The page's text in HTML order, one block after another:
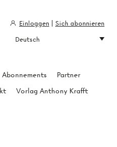
Abonnements
Partner
Vorlag Anthony Krafft
Einloggen
Sich abonnieren
Deutsch